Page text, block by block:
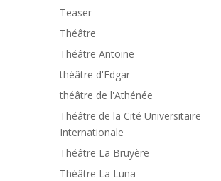
Teaser
Théâtre
Théâtre Antoine
théâtre d'Edgar
théâtre de l'Athénée
Théâtre de la Cité Universitaire
Internationale
Théâtre La Bruyère
Théâtre La Luna